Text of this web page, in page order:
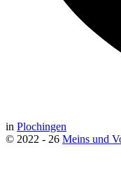
in Plochingen
© 2022 - 26 Meins und